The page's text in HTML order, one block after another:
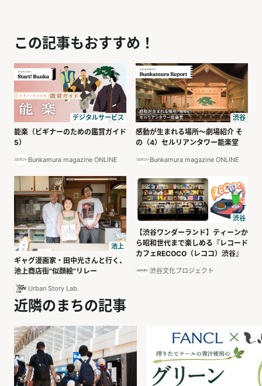
この記事もおすすめ！
デジタルサービス
能楽（ビギナーのための鑑賞ガイド
5）
Bunkamura magazine ONLINE
渋谷
感動が生まれる場所～劇場紹介 そ
の（4）セルリアンタワー能楽堂
Bunkamura magazine ONLINE
池上
ギャグ漫画家・田中光さんと行く、
池上商店街“似顔絵”リレー
Urban Story Lab.
渋谷
【渋谷ワンダーランド】ティーンか
ら昭和世代まで楽しめる『レコード
カフェRECOCO（レココ）渋谷』
渋谷文化プロジェクト
近隣のまちの記事